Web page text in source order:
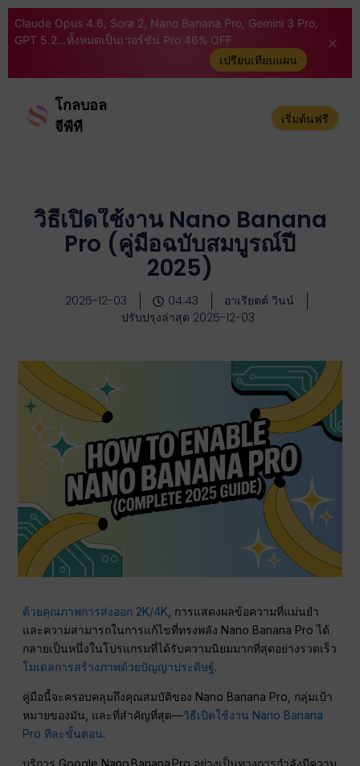
Claude Opus 4.6, Sora 2, Nano Banana Pro, Gemini 3 Pro,
GPT 5.2...ทั้งหมดเป็นเวอร์ชัน Pro 46% OFF
เปรียบเทียบแผน
โกลบอล
จีพีที
เริ่มต้นฟรี
วิธีเปิดใช้งาน Nano Banana
Pro (คู่มือฉบับสมบูรณ์ปี
2025)
2025-12-03 04:43
อาเรียตต์ วินน์
ปรับปรุงล่าสุด 2025-12-03
ด้วยคุณภาพการส่งออก 2K/4K , การแสดงผลข้อความที่แม่นยำ
และความสามารถในการแก้ไขที่ทรงพลัง Nano Banana Pro ได้
กลายเป็นหนึ่งในโปรแกรมที่ได้รับความนิยมมากที่สุดอย่างรวดเร็ว
โมเดลการสร้างภาพด้วยปัญญาประดิษฐ์.
คู่มือนี้จะครอบคลุมถึงคุณสมบัติของ Nano Banana Pro, กลุ่มเป้า
หมายของมัน, และที่สำคัญที่สุด—วิธีเปิดใช้งาน Nano Banana
Pro ทีละขั้นตอน.